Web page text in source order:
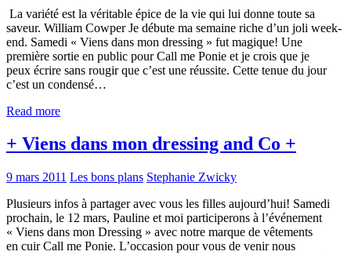
La variété est la véritable épice de la vie qui lui donne toute sa
saveur. William Cowper Je débute ma semaine riche d’un joli week-
end. Samedi « Viens dans mon dressing » fut magique! Une
première sortie en public pour Call me Ponie et je crois que je
peux écrire sans rougir que c’est une réussite. Cette tenue du jour
c’est un condensé…
Read more
+ Viens dans mon dressing and Co +
9 mars 2011 Les bons plans Stephanie Zwicky
Plusieurs infos à partager avec vous les filles aujourd’hui! Samedi
prochain, le 12 mars, Pauline et moi participerons à l’événement
« Viens dans mon Dressing » avec notre marque de vêtements
en cuir Call me Ponie. L’occasion pour vous de venir nous